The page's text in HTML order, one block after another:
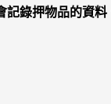
記錄押物品的資